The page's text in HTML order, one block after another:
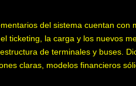
del sistema cuentan
ticketing, la carga y los nuevos
de terminales y buses.
claras, modelos financieros